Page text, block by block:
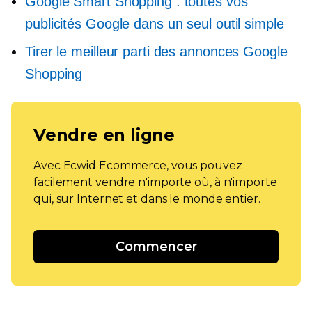
publicités Google dans un seul outil simple
Tirer le meilleur parti des annonces Google
Shopping
Vendre en ligne
Avec Ecwid Ecommerce, vous pouvez
facilement vendre n'importe où, à n'importe
qui, sur Internet et dans le monde entier.
Commencer